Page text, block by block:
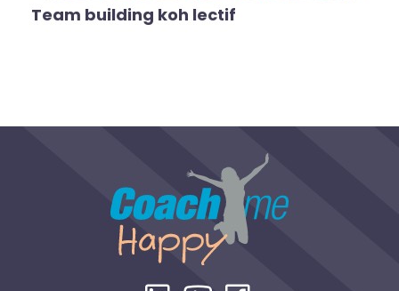
Team building koh lectif